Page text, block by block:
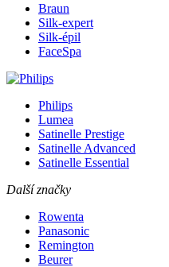
Braun
Silk-expert
Silk-épil
FaceSpa
Philips
Lumea
Satinelle Prestige
Satinelle Advanced
Satinelle Essential
Další značky
Rowenta
Panasonic
Remington
Beurer